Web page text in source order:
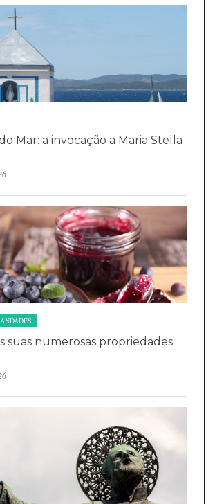
Mar: a invocação a Maria Stella
suas numerosas propriedades